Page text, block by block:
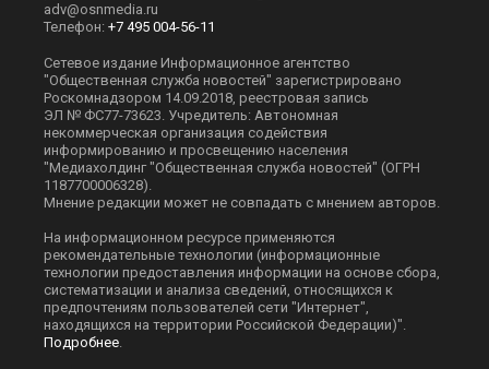
adv@osnmedia.ru
Телефон: +7 495 004-56-11
Сетевое издание Информационное агентство
"Общественная служба новостей" зарегистрировано
Роскомнадзором 14.09.2018, реестровая запись
ЭЛ № ФС77-73623. Учредитель: Автономная
некоммерческая организация содействия
информированию и просвещению населения
"Медиахолдинг "Общественная служба новостей" (ОГРН
1187700006328).
Мнение редакции может не совпадать с мнением авторов.
На информационном ресурсе применяются
рекомендательные технологии (информационные
технологии предоставления информации на основе сбора,
систематизации и анализа сведений, относящихся к
предпочтениям пользователей сети "Интернет",
находящихся на территории Российской Федерации)".
Подробнее.